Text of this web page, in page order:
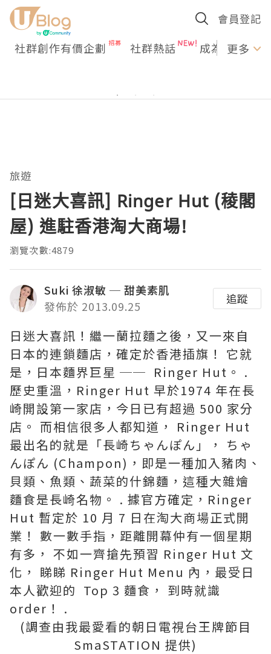
會員登記
社群創作有價企劃 社群熱話 成為U更多
旅遊
[日迷大喜訊] Ringer Hut (稜閣
屋) 進駐香港淘大商場!
瀏覽次數:4879
Suki 徐淑敏 ─ 甜美素肌
發佈於 2013.09.25
追蹤
日迷大喜訊！繼一蘭拉麵之後，又一來自
日本的連鎖麵店，確定於香港插旗！ 它就
是，日本麵界巨星 ── Ringer Hut。 .
歷史重溫，Ringer Hut 早於1974 年在長
崎開設第一家店，今日已有超過 500 家分
店。 而相信很多人都知道， Ringer Hut
最出名的就是「長崎ちゃんぽん」， ちゃ
んぽん (Champon)，即是一種加入豬肉、
貝類、魚類、蔬菜的什錦麵，這種大雜燴
麵食是長崎名物。 . 據官方確定，Ringer
Hut 暫定於 10 月 7 日在淘大商場正式開
業！ 數一數手指，距離開幕仲有一個星期
有多， 不如一齊搶先預習 Ringer Hut 文
化， 睇睇 Ringer Hut Menu 內，最受日
本人歡迎的 Top 3 麵食， 到時就識
order！ .
(調查由我最愛看的朝日電視台王牌節目
SmaSTATION 提供)